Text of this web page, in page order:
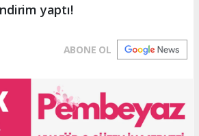
yaptı!
ABONE OL